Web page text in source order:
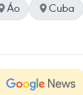
Áo
Cuba